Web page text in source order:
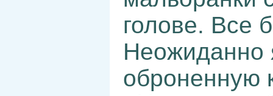
голове. Все
Неожиданно
оброненную